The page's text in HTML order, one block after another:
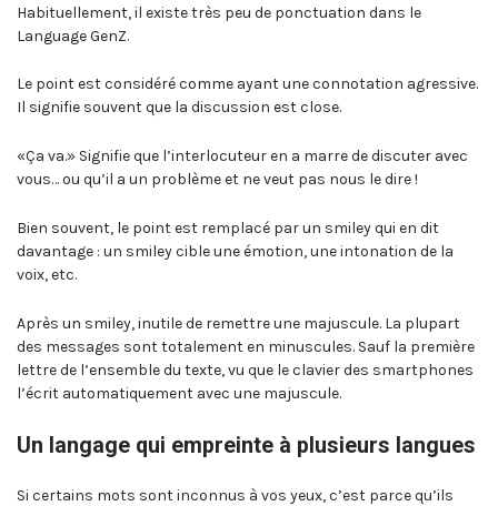
Habituellement, il existe très peu de ponctuation dans le
Language GenZ.
Le point est considéré comme ayant une connotation agressive.
Il signifie souvent que la discussion est close.
«Ça va.» Signifie que l’interlocuteur en a marre de discuter avec
vous… ou qu’il a un problème et ne veut pas nous le dire !
Bien souvent, le point est remplacé par un smiley qui en dit
davantage : un smiley cible une émotion, une intonation de la
voix, etc.
Après un smiley, inutile de remettre une majuscule. La plupart
des messages sont totalement en minuscules. Sauf la première
lettre de l’ensemble du texte, vu que le clavier des smartphones
l’écrit automatiquement avec une majuscule.
Un langage qui empreinte à plusieurs langues
Si certains mots sont inconnus à vos yeux, c’est parce qu’ils